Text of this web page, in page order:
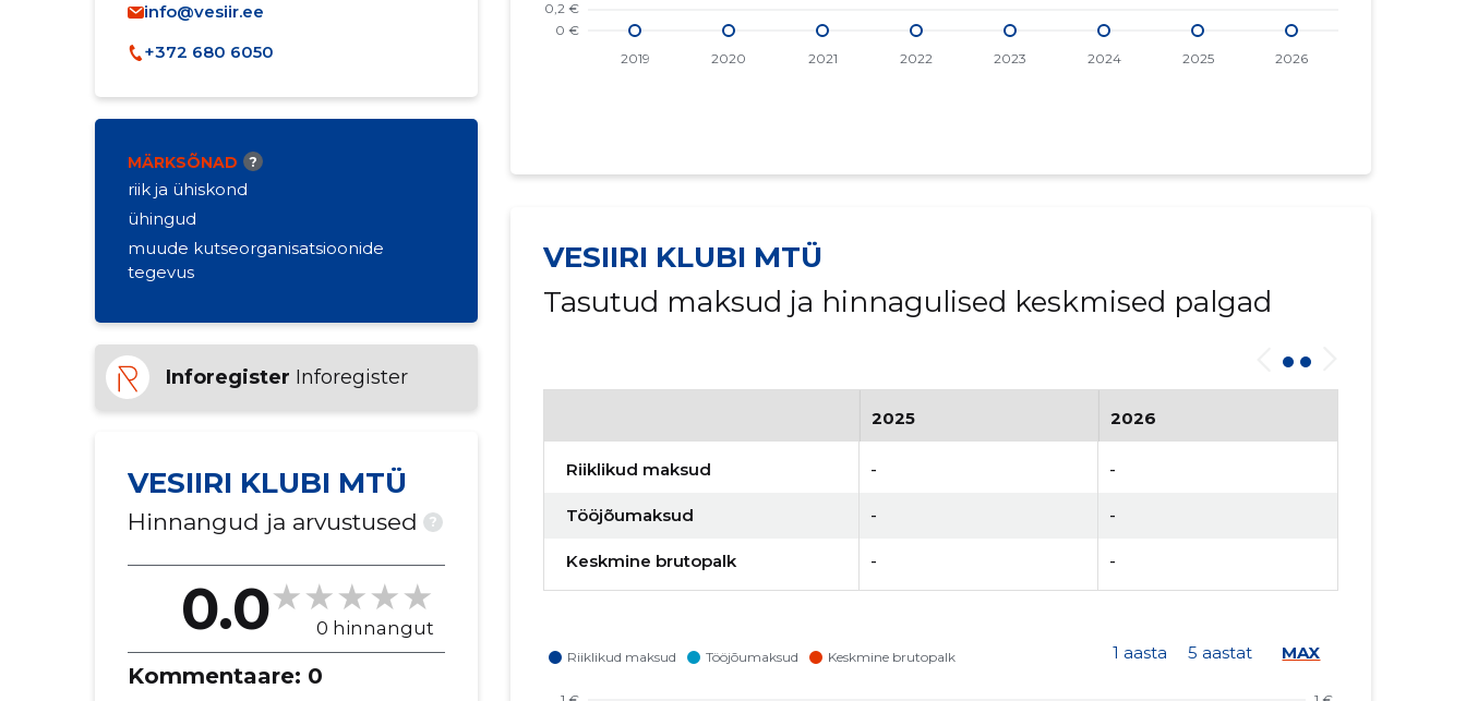
info@vesiir.ee
+372 680 6050
MÄRKSÕNAD ?
riik ja ühiskond
ühingud
muude kutseorganisatsioonide
tegevus
Inforegister Inforegister
VESIIRI KLUBI MTÜ
Hinnangud ja arvustused ?
0.0 0 hinnangut
Kommentaare: 0
VESIIRI KLUBI MTÜ
Tasutud maksud ja hinnagulised keskmised palgad
2025 2026
Riiklikud maksud - -
Tööjõumaksud - -
Keskmine brutopalk - -
1 aasta 5 aastat MAX